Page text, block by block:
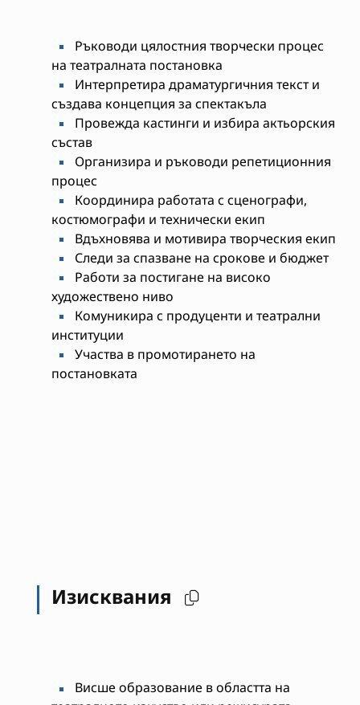
Ръководи цялостния творчески процес
на театралната постановка
Интерпретира драматургичния текст и
създава концепция за спектакъла
Провежда кастинги и избира актьорския
състав
Организира и ръководи репетиционния
процес
Координира работата с сценографи,
костюмографи и технически екип
Вдъхновява и мотивира творческия екип
Следи за спазване на срокове и бюджет
Работи за постигане на високо
художествено ниво
Комуникира с продуценти и театрални
институции
Участва в промотирането на
постановката
Изисквания
Висше образование в областта на